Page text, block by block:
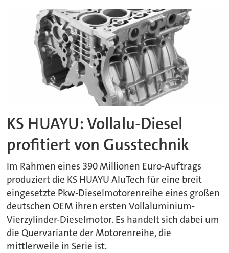
KS HUAYU: Vollalu-Diesel
profitiert von Gusstechnik
Im Rahmen eines 390 Millionen Euro-Auftrags
produziert die KS HUAYU AluTech für eine breit
eingesetzte Pkw-Dieselmotorenreihe eines großen
deutschen OEM ihren ersten Vollaluminium-
Vierzylinder-Dieselmotor. Es handelt sich dabei um
die Quervariante der Motorenreihe, die
mittlerweile in Serie ist.